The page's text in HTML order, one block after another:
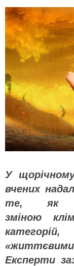
У щорічному
вчених
те, як
зміною
Експерти